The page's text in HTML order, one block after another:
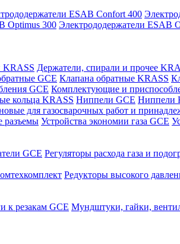
ESAB Confort 400
Optimus 300 Электрододержатели ESAB
KRASS Держатели, спирали и прочее
GCE Клапана обратные KRASS
GCE Комплектующие и
кольца KRASS Ниппели GCE Ниппели
для газосварочных работ и
разъемы Устройства экономии газа GCE
GCE Регуляторы расхода газа и
Редукторы высокого
к резакам GCE Мундштуки, гайки,